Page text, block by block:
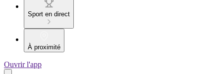
Sport en direct
À proximité
Ouvrir l'app